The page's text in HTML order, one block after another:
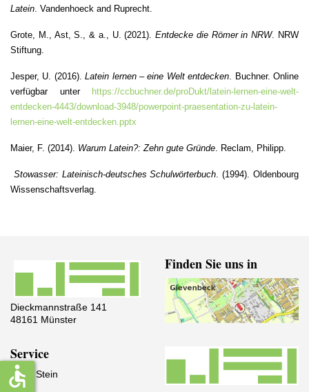
Latein. Vandenhoeck and Ruprecht.
Grote, M., Ast, S., & a., U. (2021).Entdecke die Römer in NRW. NRW
Stiftung.
Jesper, U. (2016). Latein lernen – eine Welt entdecken. Buchner. Online
verfügbar unter
https://ccbuchner.de/proDukt/latein-lernen-eine-welt-
entdecken-4443/download-3948/powerpoint-praesentation-zu-latein-
lernen-eine-welt-entdecken.pptx
Maier, F. (2014). Warum Latein?: Zehn gute Gründe. Reclam, Philipp.
Stowasser: Lateinisch-deutsches Schulwörterbuch. (1994). Oldenbourg
Wissenschaftsverlag.
Dieckmannstraße 141
48161 Münster
Finden Sie uns in
Service
IServ Stein
accessible